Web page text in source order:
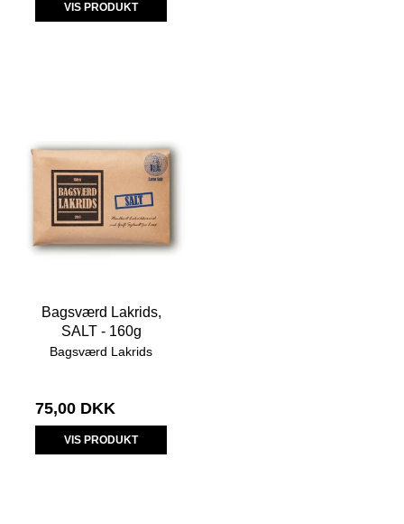
VIS PRODUKT
Bagsværd Lakrids,
SALT - 160g
Bagsværd Lakrids
75,00 DKK
VIS PRODUKT